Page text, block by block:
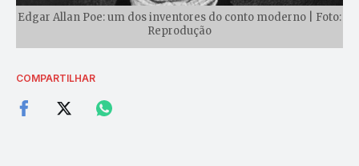
Edgar Allan Poe: um dos inventores do conto moderno | Foto:
Reprodução
COMPARTILHAR